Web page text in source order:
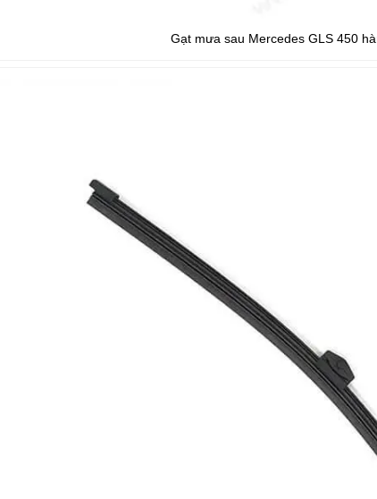
Gạt mưa sau Mercedes GLS 450